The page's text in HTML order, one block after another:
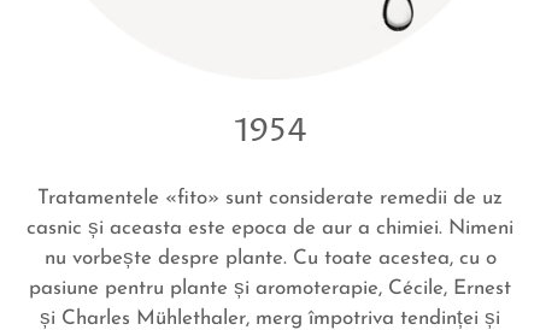
1954
Tratamentele «fito» sunt considerate remedii de uz
casnic și aceasta este epoca de aur a chimiei. Nimeni
nu vorbește despre plante. Cu toate acestea, cu o
pasiune pentru plante și aromoterapie, Cécile, Ernest
și Charles Mühlethaler, merg împotriva tendinței și